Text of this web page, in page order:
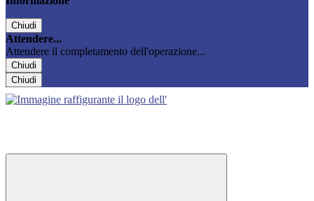
Chiudi
Attendere...
Attendere il completamento dell'operazione...
Chiudi
Chiudi